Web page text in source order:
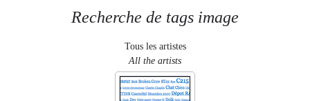
Recherche de tags image
Tous les artistes
All the artists